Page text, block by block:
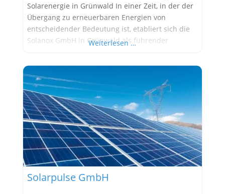
Solarenergie in Grünwald In einer Zeit, in der der
Übergang zu erneuerbaren Energien von
entscheidender Bedeutung ist, etabliert sich die
Solanox GmbH in Grünwald als führender
Mit einem starken Fokus auf Qualität,
Kundenzufriedenheit und nachhaltige Lösungen
bietet Solanox maßgeschneiderte Solarsysteme
für Privat- und Gewerbekunden in der Region.
Warum Solanox GmbH?
Weiterlesen …
Solarpulse GmbH